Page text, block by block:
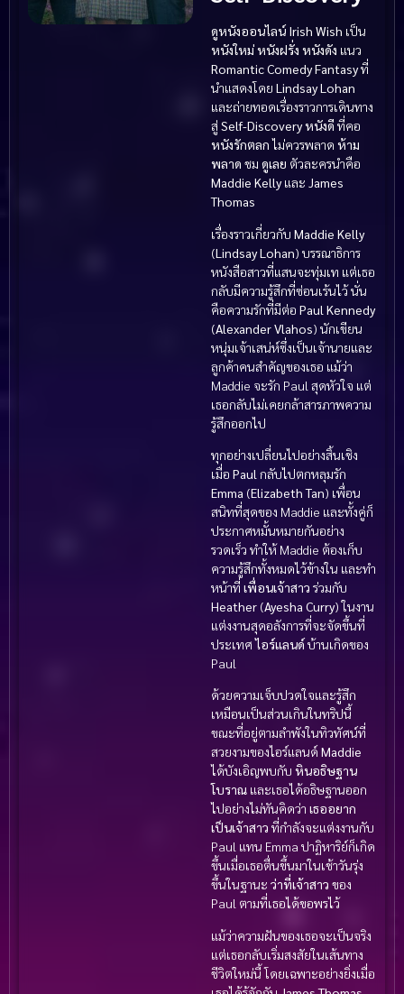
ดูหนังออนไลน์ Irish Wish เป็น
หนังใหม่หนังฝรั่ง หนังดัง แนว
Romantic ComedyFantasyที่
นำแสดงโดย Lindsay Lohan
และถ่ายทอดเรื่องราวการเดินทาง
สู่Self-Discoveryหนังดี ที่คอ
หนังรักตลกไม่ควรพลาด ห้าม
พลาด ชม ดูเลย ตัวละครนำคือ
Maddie Kellyและ James
Thomas
เรื่องราวเกี่ยวกับ Maddie Kelly
(Lindsay Lohan) บรรณาธิการ
หนังสือสาวที่แสนจะทุ่มเท แต่เธอ
กลับมีความรู้สึกที่ซ่อนเร้นไว้ นั่น
คือความรักที่มีต่อ Paul Kennedy
(Alexander Vlahos) นักเขียน
หนุ่มเจ้าเสน่ห์ซึ่งเป็นเจ้านายและ
ลูกค้าคนสำคัญของเธอ แม้ว่า
Maddie จะรัก Paul สุดหัวใจ แต่
เธอกลับไม่เคยกล้าสารภาพความ
รู้สึกออกไป
ทุกอย่างเปลี่ยนไปอย่างสิ้นเชิง
เมื่อ Paul กลับไปตกหลุมรัก
Emma (Elizabeth Tan) เพื่อน
สนิทที่สุดของ Maddie และทั้งคู่ก็
ประกาศหมั้นหมายกันอย่าง
รวดเร็ว ทำให้ Maddie ต้องเก็บ
ความรู้สึกทั้งหมดไว้ข้างใน และทำ
หน้าที่ เพื่อนเจ้าสาว ร่วมกับ
Heather (Ayesha Curry) ในงาน
แต่งงานสุดอลังการที่จะจัดขึ้นที่
ประเทศไอร์แลนด์บ้านเกิดของ
Paul
ด้วยความเจ็บปวดใจและรู้สึก
เหมือนเป็นส่วนเกินในทริปนี้
ขณะที่อยู่ตามลำพังในทิวทัศน์ที่
สวยงามของไอร์แลนด์Maddie
ได้บังเอิญพบกับ หินอธิษฐาน
โบราณ และเธอได้อธิษฐานออก
ไปอย่างไม่ทันคิดว่า เธออยาก
เป็นเจ้าสาว ที่กำลังจะแต่งงานกับ
Paul แทน Emma ปาฏิหาริย์ก็เกิด
ขึ้นเมื่อเธอตื่นขึ้นมาในเช้าวันรุ่ง
ขึ้นในฐานะ ว่าที่เจ้าสาว ของ
Paul ตามที่เธอได้ขอพรไว้
แม้ว่าความฝันของเธอจะเป็นจริง
แต่เธอกลับเริ่มสงสัยในเส้นทาง
ชีวิตใหม่นี้ โดยเฉพาะอย่างยิ่งเมื่อ